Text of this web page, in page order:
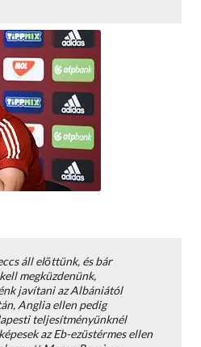
áll előttünk, és bár
megküzdenünk,
javítani az Albániától
Anglia ellen pedig
teljesítményünknél
az Eb-ezüstérmes ellen